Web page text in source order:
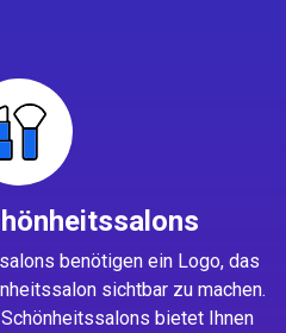
benötigen ein Logo, das
sichtbar zu machen.
bietet Ihnen